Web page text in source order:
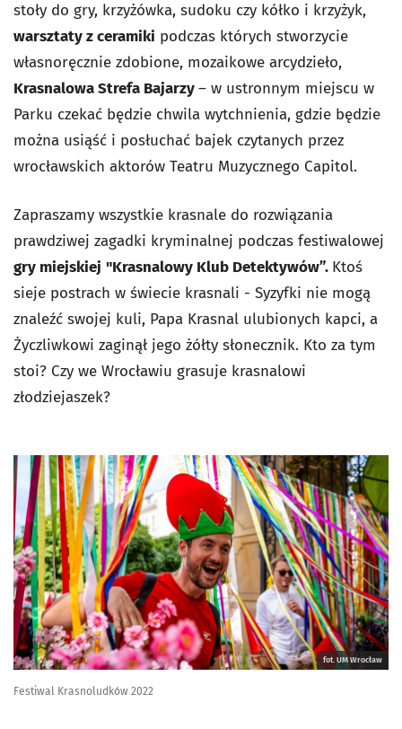
stoły do gry, krzyżówka, sudoku czy kółko i krzyżyk,
warsztaty z ceramiki podczas których stworzycie
własnoręcznie zdobione, mozaikowe arcydzieło,
Krasnalowa Strefa Bajarzy– w ustronnym miejscu w
Parku czekać będzie chwila wytchnienia, gdzie będzie
można usiąść i posłuchać bajek czytanych przez
wrocławskich aktorów Teatru Muzycznego Capitol.
Zapraszamy wszystkie krasnale do rozwiązania
prawdziwej zagadki kryminalnej podczas festiwalowej
gry miejskiej "Krasnalowy Klub Detektywów”. Ktoś
sieje postrach w świecie krasnali - Syzyfki nie mogą
znaleźć swojej kuli, Papa Krasnal ulubionych kapci, a
Życzliwkowi zaginął jego żółty słonecznik. Kto za tym
stoi? Czy we Wrocławiu grasuje krasnalowi
złodziejaszek?
fot. UM Wrocław
Festiwal Krasnoludków 2022